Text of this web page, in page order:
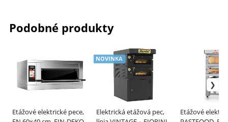
Podobné produkty
Etážové elektrické pece,
Elektrická etážová pec,
NOVINKA
Etážové